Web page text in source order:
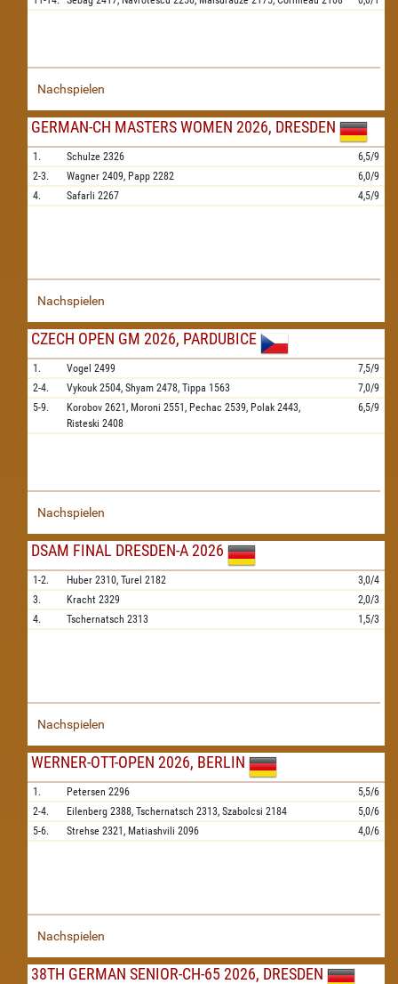
Nachspielen
GERMAN-CH MASTERS WOMEN 2026, DRESDEN
1. Schulze 2326
6,5/9
2-3.
Wagner 2409, Papp 2282
6,0/9
4.
Safarli 2267 4,5/9
Nachspielen
CZECH OPEN GM 2026, PARDUBICE
1. Vogel 2499
7,5/9
2-4.
Vykouk 2504, Shyam 2478, Tippa 1563
7,0/9
5-9.
Korobov 2621, Moroni 2551, Pechac 2539, Polak 2443,
Risteski 2408
6,5/9
Nachspielen
DSAM FINAL DRESDEN-A 2026
1-2. Huber 2310, Turel 2182
3,0/4
3.
Kracht 2329
2,0/3
4.
Tschernatsch 2313 1,5/3
Nachspielen
WERNER-OTT-OPEN 2026, BERLIN
1. Petersen 2296
5,5/6
2-4.
Eilenberg 2388, Tschernatsch 2313, Szabolcsi 2184
5,0/6
5-6.
Strehse 2321, Matiashvili 2096 4,0/6
Nachspielen
38TH GERMAN SENIOR-CH-65 2026, DRESDEN